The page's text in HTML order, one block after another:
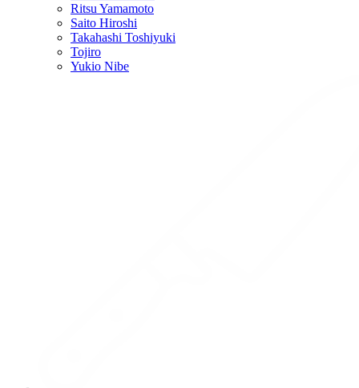
Ritsu Yamamoto
Saito Hiroshi
Takahashi Toshiyuki
Tojiro
Yukio Nibe